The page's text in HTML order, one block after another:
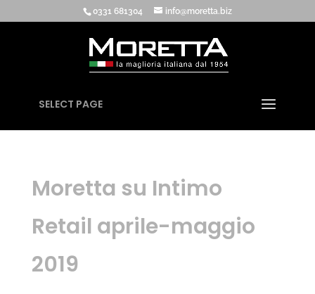
0331 681304 info@moretta.biz
SELECT PAGE
Moretta su Intimo
Retail aprile-maggio
2019